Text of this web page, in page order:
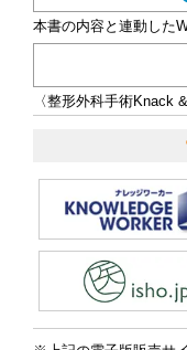
本書の内容と連動した
〈整形外科手術Knack